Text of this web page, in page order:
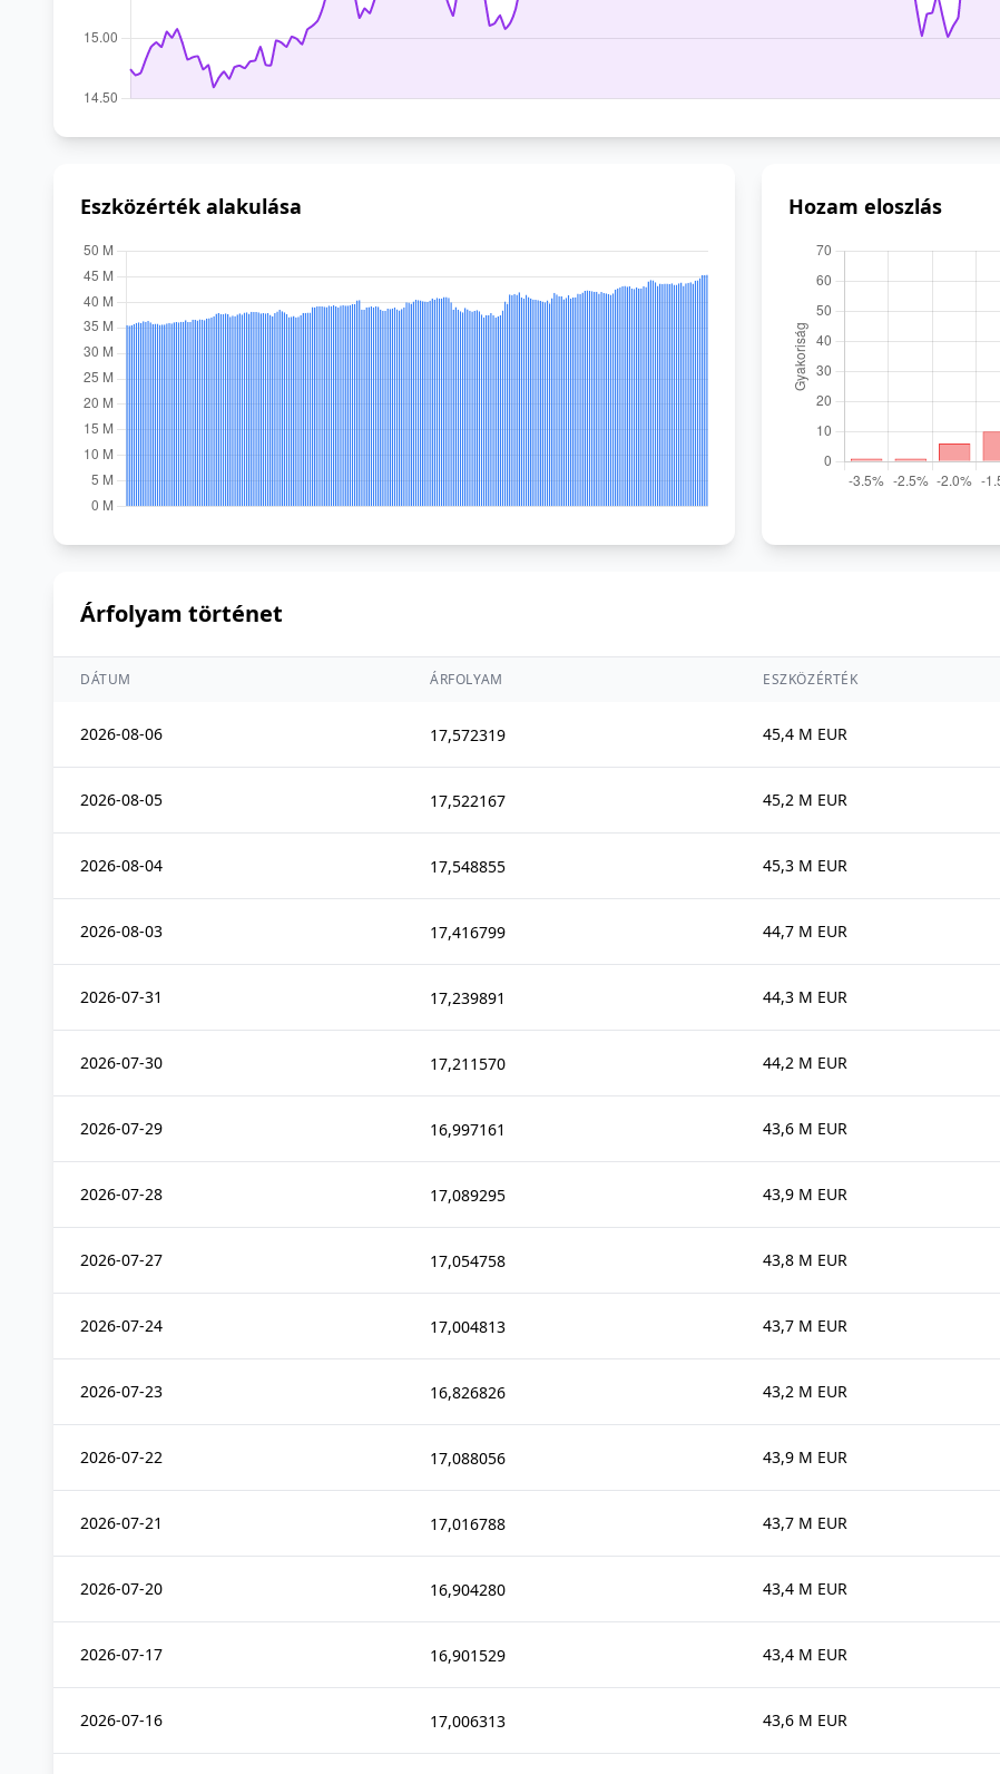
Eszközérték alakulása Hozam eloszlás
Árfolyam történet
DÁTUM ÁRFOLYAM ESZKÖZÉRTÉK
2026-08-06 17,572319 45,4 M EUR
2026-08-05 17,522167 45,2 M EUR
2026-08-04 17,548855 45,3 M EUR
2026-08-03 17,416799 44,7 M EUR
2026-07-31 17,239891 44,3 M EUR
2026-07-30 17,211570 44,2 M EUR
2026-07-29 16,997161 43,6 M EUR
2026-07-28 17,089295 43,9 M EUR
2026-07-27 17,054758 43,8 M EUR
2026-07-24 17,004813 43,7 M EUR
2026-07-23 16,826826 43,2 M EUR
2026-07-22 17,088056 43,9 M EUR
2026-07-21 17,016788 43,7 M EUR
2026-07-20 16,904280 43,4 M EUR
2026-07-17 16,901529 43,4 M EUR
2026-07-16 17,006313 43,6 M EUR